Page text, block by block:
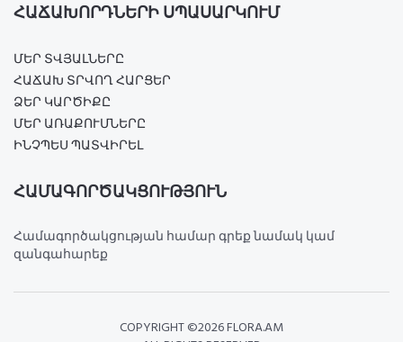
ՀԱՃԱԽՈՐԴՆԵՐԻ ՍՊԱՍԱՐԿՈՒՄ
ՄԵՐ ՏՎՅԱԼՆԵՐԸ
ՀԱՃԱԽ ՏՐՎՈՂ ՀԱՐՑԵՐ
ՁԵՐ ԿԱՐԾԻՔԸ
ՄԵՐ ԱՌԱՔՈՒՄՆԵՐԸ
ԻՆՉՊԵՍ ՊԱՏՎԻՐԵԼ
ՀԱՄԱԳՈՐԾԱԿՑՈՒԹՅՈՒՆ
Համագործակցության համար գրեք նամակ կամ
զանգահարեք
COPYRIGHT ©2026 FLORA.AM